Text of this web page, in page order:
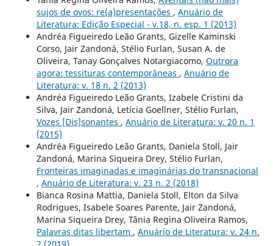
sujos de ovos: re(a)presentações , Anuário de
Literatura: Edição Especial - v.18, n. esp. 1 (2013)
Andréa Figueiredo Leão Grants, Gizelle Kaminski
Corso, Jair Zandoná, Stélio Furlan, Susan A. de
Oliveira, Tanay Gonçalves Notargiacomo, Outrora
agora: tessituras contemporâneas , Anuário de
Literatura: v. 18 n. 2 (2013)
Andréa Figueiredo Leão Grants, Izabele Cristini da
Silva, Jair Zandoná, Letícia Goellner, Stélio Furlan,
Vozes [Dis]sonantes , Anuário de Literatura: v. 20 n. 1
(2015)
Andréa Figueiredo Leão Grants, Daniela Stoll, Jair
Zandoná, Marina Siqueira Drey, Stélio Furlan,
Fronteiras imaginadas e imaginárias do transnacional
, Anuário de Literatura: v. 23 n. 2 (2018)
Bianca Rosina Mattia, Daniela Stoll, Elton da Silva
Rodrigues, Isabele Soares Parente, Jair Zandoná,
Marina Siqueira Drey, Tânia Regina Oliveira Ramos,
Palavras ditas libertam , Anuário de Literatura: v. 24 n.